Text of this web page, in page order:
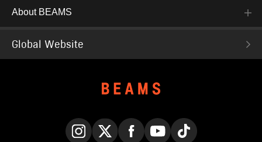
About BEAMS
Global Website